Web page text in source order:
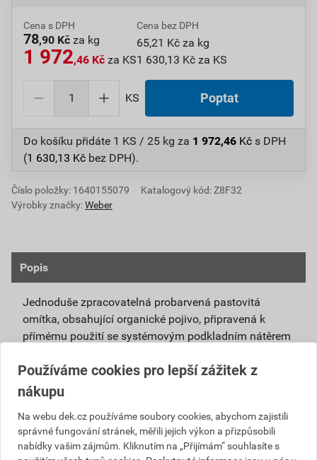
Cena s DPH
78,90 Kč za kg
1 972,46 Kč za KS
Cena bez DPH
65,21 Kč za kg
1 630,13 Kč za KS
KS Poptat
Do košíku přidáte 1 KS / 25 kg za 1 972,46 Kč s DPH
(1 630,13 Kč bez DPH).
Číslo položky: 1640155079
Katalogový kód: Z8F32
Výrobky značky:Weber
Popis
Jednoduše zpracovatelná probarvená pastovitá
omítka, obsahující organické pojivo, připravená k
přímému použití se systémovým podkladním nátěrem
Vlivem ochlazování vnějšího souvrství
zateplovacích systémů v nočních hodinách,
dochází ke kondenzaci vody na povrchu, která
vytváří živnou půdu pro růst nevzhledných řas.
Povrch omítky weberpas aquaBalance dokáže
Používáme cookies pro lepší zážitek z
nákupu
Na webu dek.cz používáme soubory cookies, abychom zajistili
správné fungování stránek, měřili jejich výkon a přizpůsobili
nabídky vašim zájmům. Kliknutím na „Přijímám“ souhlasíte s